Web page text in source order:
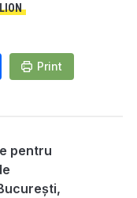
Print
pentru